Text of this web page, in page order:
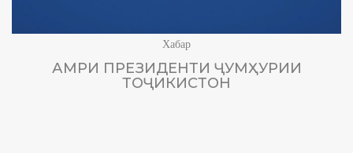
Хабар
АМРИ ПРЕЗИДЕНТИ ҶУМҲУРИИ
ТОҶИКИСТОН